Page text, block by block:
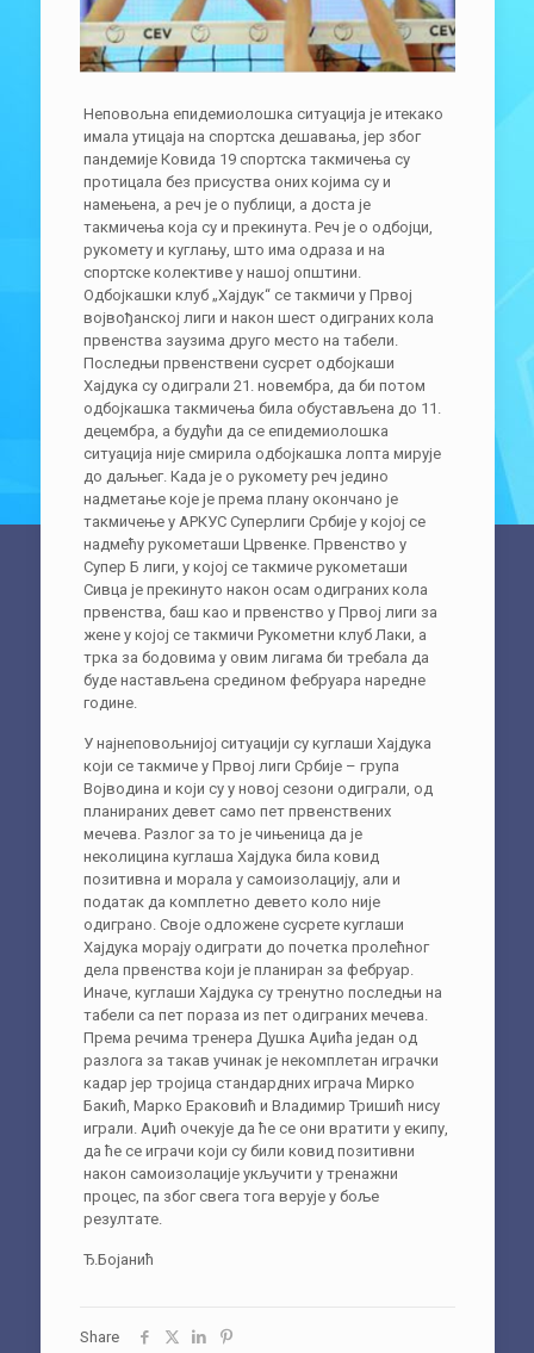
Неповољна епидемиолошка ситуација је итекако
имала утицаја на спортска дешавања, јер због
пандемије Ковида 19 спортска такмичења су
протицала без присуства оних којима су и
намењена, а реч је о публици, а доста је
такмичења која су и прекинута. Реч је о одбојци,
рукомету и куглању, што има одраза и на
спортске колективе у нашој општини.
Одбојкашки клуб „Хајдук“ се такмичи у Првој
војвођанској лиги и након шест одиграних кола
првенства заузима друго место на табели.
Последњи првенствени сусрет одбојкаши
Хајдука су одиграли 21. новембра, да би потом
одбојкашка такмичења била обустављена до 11.
децембра, а будући да се епидемиолошка
ситуација није смирила одбојкашка лопта мирује
до даљњег. Када је о рукомету реч једино
надметање које је према плану окончано је
такмичење у АРКУС Суперлиги Србије у којој се
надмећу рукометаши Црвенке. Првенство у
Супер Б лиги, у којој се такмиче рукометаши
Сивца је прекинуто након осам одиграних кола
првенства, баш као и првенство у Првој лиги за
жене у којој се такмичи Рукометни клуб Лаки, а
трка за бодовима у овим лигама би требала да
буде настављена средином фебруара наредне
године.
У најнеповољнијој ситуацији су куглаши Хајдука
који се такмиче у Првој лиги Србије – група
Војводина и који су у новој сезони одиграли, од
планираних девет само пет првенствених
мечева. Разлог за то је чињеница да је
неколицина куглаша Хајдука била ковид
позитивна и морала у самоизолацију, али и
податак да комплетно девето коло није
одиграно. Своје одложене сусрете куглаши
Хајдука морају одиграти до почетка пролећног
дела првенства који је планиран за фебруар.
Иначе, куглаши Хајдука су тренутно последњи на
табели са пет пораза из пет одиграних мечева.
Према речима тренера Душка Аџића један од
разлога за такав учинак је некомплетан играчки
кадар јер тројица стандардних играча Мирко
Бакић, Марко Ераковић и Владимир Тришић нису
играли. Аџић очекује да ће се они вратити у екипу,
да ће се играчи који су били ковид позитивни
након самоизолације укључити у тренажни
процес, па због свега тога верује у боље
резултате.
Ђ.Бојанић
Share